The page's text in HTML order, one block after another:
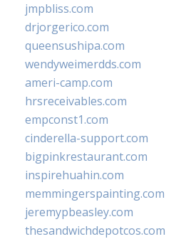
jmpbliss.com
drjorgerico.com
queensushipa.com
wendyweimerdds.com
ameri-camp.com
hrsreceivables.com
empconst1.com
cinderella-support.com
bigpinkrestaurant.com
inspirehuahin.com
memmingerspainting.com
jeremypbeasley.com
thesandwichdepotcos.com